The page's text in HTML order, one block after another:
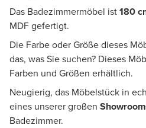
Das Badezimmermöbel ist180
MDF gefertigt.
Die Farbe oder Größe dieses
das, was Sie suchen? Dieses
Farben und Größen erhältlich.
Neugierig, das Möbelstück in
eines unserer großen
Badezimmer.